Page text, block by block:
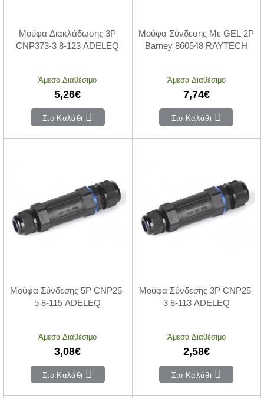
Μούφα Διακλάδωσης 3P
CNP373-3 8-123 ADELEQ
Άμεσα Διαθέσιμο
5,26€
Στο Καλάθι
Μούφα Σύνδεσης Με GEL 2P
Barney 860548 RAYTECH
Άμεσα Διαθέσιμο
7,74€
Στο Καλάθι
Μούφα Σύνδεσης 5P CNP25-
5 8-115 ADELEQ
Άμεσα Διαθέσιμο
3,08€
Στο Καλάθι
Μούφα Σύνδεσης 3P CNP25-
3 8-113 ADELEQ
Άμεσα Διαθέσιμο
2,58€
Στο Καλάθι